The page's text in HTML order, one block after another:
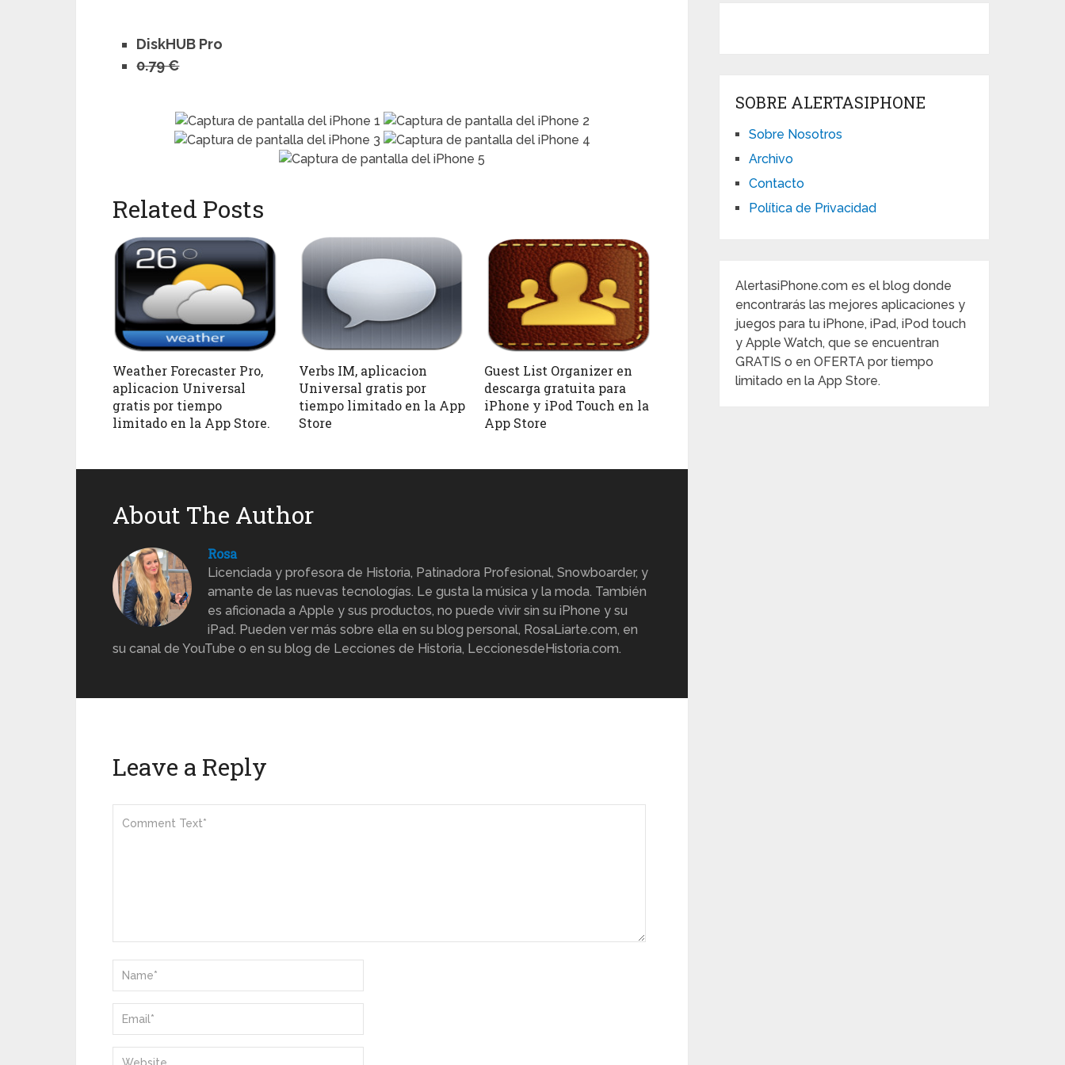
DiskHUB Pro
0.79 €
Related Posts
Weather Forecaster Pro,
aplicacion Universal
gratis por tiempo
limitado en la App Store.
Verbs IM, aplicacion
Universal gratis por
tiempo limitado en la App
Store
Guest List Organizer en
descarga gratuita para
iPhone y iPod Touch en la
App Store
About The Author
Rosa
Licenciada y profesora de Historia, Patinadora Profesional, Snowboarder, y
amante de las nuevas tecnologías. Le gusta la música y la moda. También
es aficionada a Apple y sus productos, no puede vivir sin su iPhone y su
iPad. Pueden ver más sobre ella en su blog personal, RosaLiarte.com, en
su canal de YouTube o en su blog de Lecciones de Historia, LeccionesdeHistoria.com.
Leave a Reply
SOBRE ALERTASIPHONE
Sobre Nosotros
Archivo
Contacto
Política de Privacidad
AlertasiPhone.com es el blog donde
encontrarás las mejores aplicaciones y
juegos para tu iPhone, iPad, iPod touch
y Apple Watch, que se encuentran
GRATIS o en OFERTA por tiempo
limitado en la App Store.